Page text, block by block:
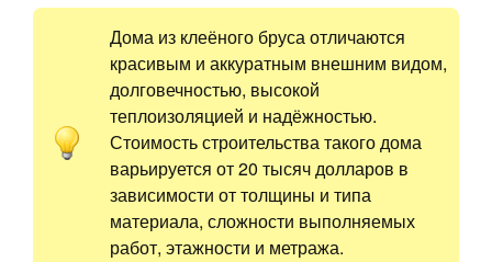
Дома из клеёного бруса отличаются
красивым и аккуратным внешним видом,
долговечностью, высокой
теплоизоляцией и надёжностью.
Стоимость строительства такого дома
варьируется от 20 тысяч долларов в
зависимости от толщины и типа
материала, сложности выполняемых
работ, этажности и метража.